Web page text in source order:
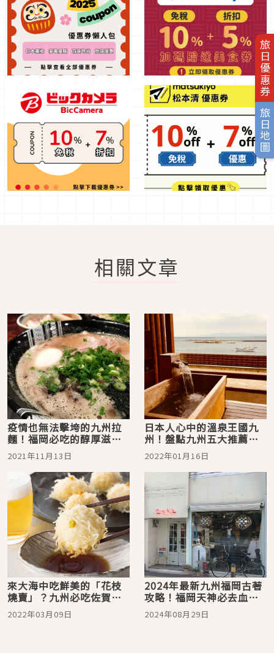
旅日優惠券
旅日地圖
相關文章
疫情也無法擊垮的九州拉
麵！福岡必吃的醇厚滋味
「博多一双拉麵」
2021年11月13日
日本人心中的溫泉王國九
州！盤點九州五大推薦溫
泉
2022年01月16日
來大海中吃鮮美的「花枝
燒賣」？九州必吃佐賀海
鮮老字號「呼子萬坊」
2022年03月09日
2024年最新九州福岡古著
攻略！福岡天神必去血拼
的古著店鋪推薦五選
2024年08月29日